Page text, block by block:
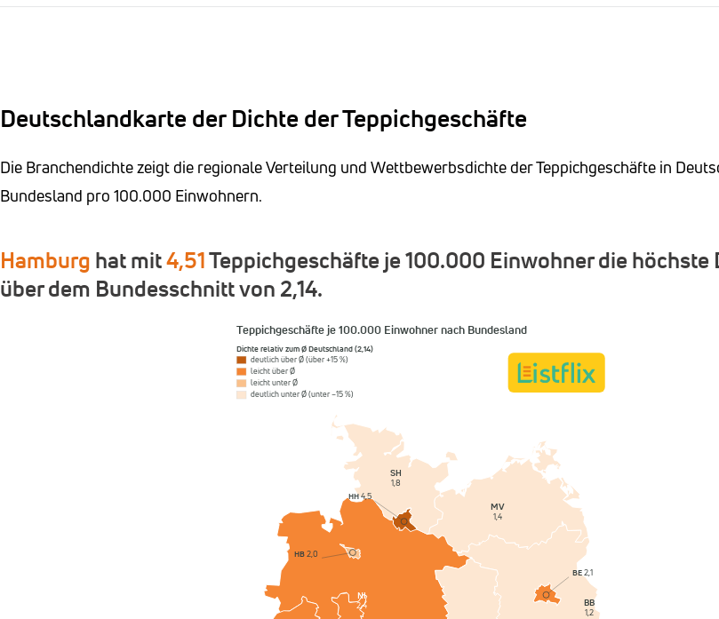
Deutschlandkarte der Dichte der Teppichgeschäfte
Die Branchendichte zeigt die regionale Verteilung und Wettbewerbsdichte der Teppichgeschäfte in
Bundesland pro 100.000 Einwohnern.
Hamburg hat mit4,51Teppichgeschäfte je 100.000 Einwohner die höchste
über dem Bundesschnitt von 2,14.
Teppichgeschäfte je 100.000 Einwohner nach Bundesland
Dichte relativ zum Ø Deutschland (2,14)
deutlich über Ø (über +15 %)
leicht über Ø
leicht unter Ø
deutlich unter Ø (unter −15 %)
BB
1,2
MV
1,4
NI
2,4
SH
1,8
BE2,1
HB2,0
HH4,5